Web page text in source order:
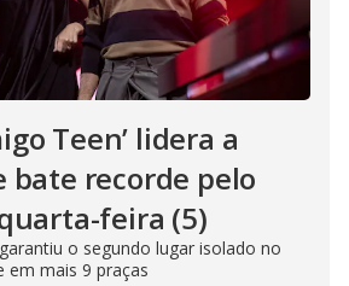
Teen’ lidera a
bate recorde pelo
feira (5)
o segundo lugar isolado no
em mais 9 praças